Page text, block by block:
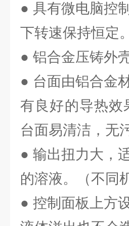
● 具有微电脑控
下转速保持恒定。
● 铝合金压铸外
● 台面由铝合金
有良好的导热效
台面易清洁，无
● 输出扭力大，
的溶液。（不同
● 控制面板上方